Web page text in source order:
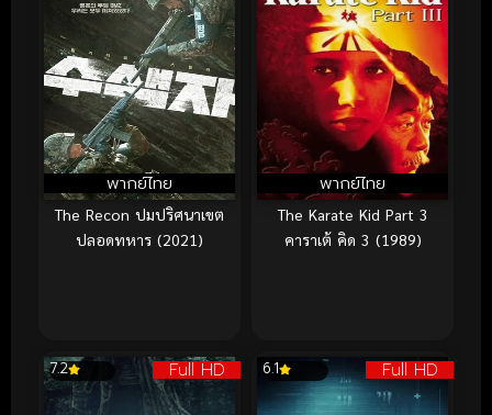
พากย์ไทย
The Recon ปมปริศนาเขต
ปลอดทหาร (2021)
พากย์ไทย
The Karate Kid Part 3
คาราเต้ คิด 3 (1989)
Full HD
7.2 Full HD
6.1